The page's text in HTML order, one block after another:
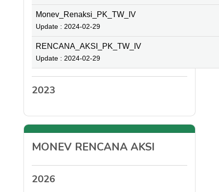
Monev_Renaksi_PK_TW_IV
Update : 2024-02-29
RENCANA_AKSI_PK_TW_IV
Update : 2024-02-29
2023
MONEV RENCANA AKSI
2026